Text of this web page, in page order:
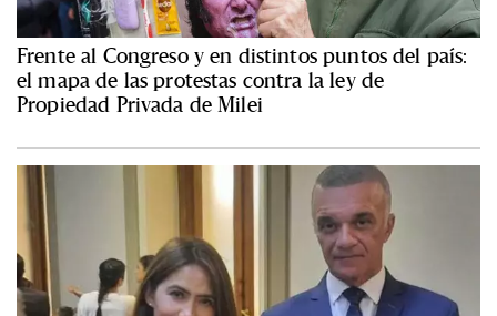
Frente al Congreso y en distintos puntos del país:
el mapa de las protestas contra la ley de
Propiedad Privada de Milei